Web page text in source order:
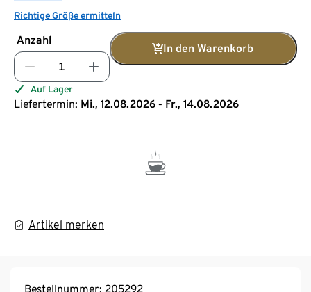
Richtige Größe ermitteln
Anzahl
In den Warenkorb
Auf Lager
Liefertermin: Mi., 12.08.2026 - Fr., 14.08.2026
Artikel merken
Bestellnummer: 205292